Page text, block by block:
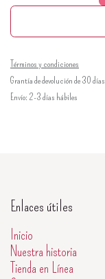
Términos y condiciones
Grantía de devolución de 30 días
Envío: 2-3 días hábiles
Enlaces útiles
Inicio
Nuestra historia
Tienda en Línea